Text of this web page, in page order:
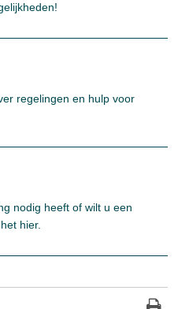
regelingen en hulp voor
nodig heeft of wilt u een
hier.